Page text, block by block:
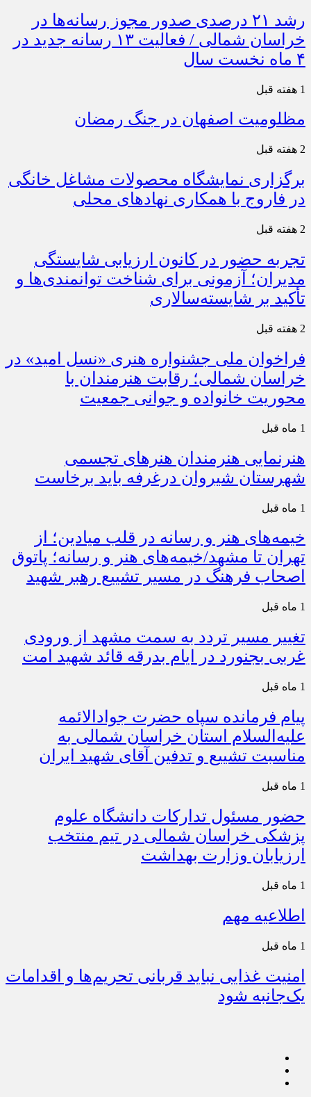
رشد ۲۱ درصدی صدور مجوز رسانه‌ها در
خراسان شمالی / فعالیت ۱۳ رسانه جدید در
۴ ماه نخست سال
1 هفته قبل
مظلومیت اصفهان در جنگ رمضان
2 هفته قبل
برگزاری نمایشگاه محصولات مشاغل خانگی
در فاروج با همکاری نهادهای محلی
2 هفته قبل
تجربه حضور در کانون ارزیابی شایستگی
مدیران؛ آزمونی برای شناخت توانمندی‌ها و
تأکید بر شایسته‌سالاری
2 هفته قبل
فراخوان ملی جشنواره هنری «نسل امید» در
خراسان شمالی؛ رقابت هنرمندان با
محوریت خانواده و جوانی جمعیت
1 ماه قبل
هنرنمایی هنرمندان هنرهای تجسمی
شهرستان شیروان درغرفه باید برخاست
1 ماه قبل
خیمه‌های هنر و رسانه در قلب میادین؛ از
تهران تا مشهد/خیمه‌های هنر و رسانه؛ پاتوق
اصحاب فرهنگ در مسیر تشییع رهبر شهید
1 ماه قبل
تغییر مسیر تردد به سمت مشهد از ورودی
غربی بجنورد در ایام بدرقه قائد شهید امت
1 ماه قبل
پیام فرمانده سپاه حضرت جوادالائمه
علیه‌السلام استان خراسان شمالی به
مناسبت تشییع و تدفین آقای شهید ایران
1 ماه قبل
حضور مسئول تدارکات دانشگاه علوم
پزشکی خراسان شمالی در تیم منتخب
ارزیابان وزارت بهداشت
1 ماه قبل
اطلاعیه مهم
1 ماه قبل
امنیت غذایی نباید قربانی تحریم‌ها و اقدامات
یک‌جانبه شود